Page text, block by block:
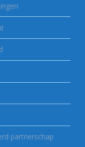
partnerschap